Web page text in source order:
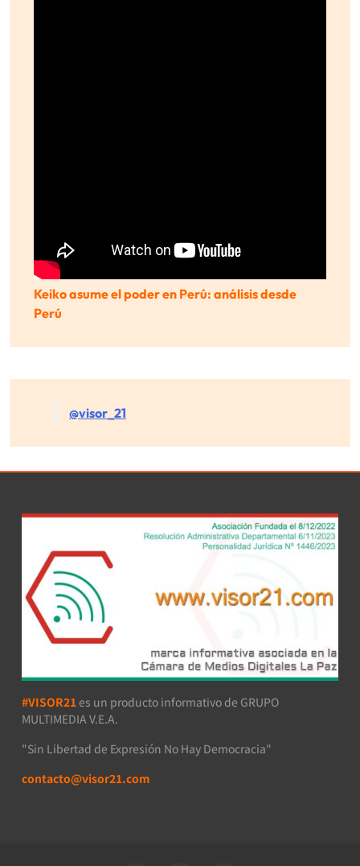
Keiko asume el poder en Perú: análisis desde
Perú
@visor_21
#VISOR21 es un producto informativo de GRUPO
MULTIMEDIA V.E.A.
"Sin Libertad de Expresión No Hay Democracia"
contacto@visor21.com